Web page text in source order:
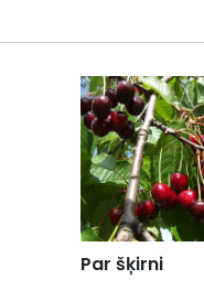
Par šķirni